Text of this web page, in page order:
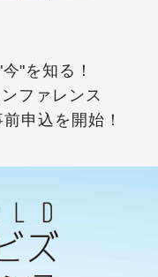
"を知る！
ファレンス
申込を開始！